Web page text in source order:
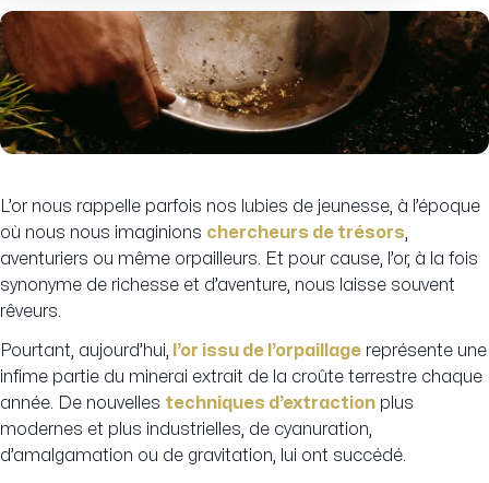
L’or nous rappelle parfois nos lubies de jeunesse, à l’époque
où nous nous imaginions chercheurs de trésors
aventuriers ou même orpailleurs. Et pour cause, l’or, à la fois
synonyme de richesse et d’aventure, nous laisse souvent
rêveurs.
Pourtant, aujourd’hui, l’or issu de l’orpaillage représente une
infime partie du minerai extrait de la croûte terrestre chaque
année. De nouvelles techniques d’extraction plus
modernes et plus industrielles, de cyanuration,
d’amalgamation ou de gravitation, lui ont succédé.